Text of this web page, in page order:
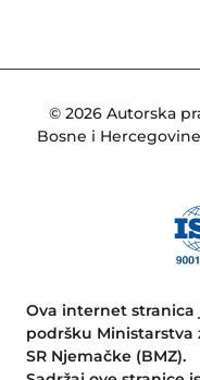
© 2026 Autorska
Bosne i
Ova internet stranica
podršku Ministarstva
SR Njemačke (BMZ).